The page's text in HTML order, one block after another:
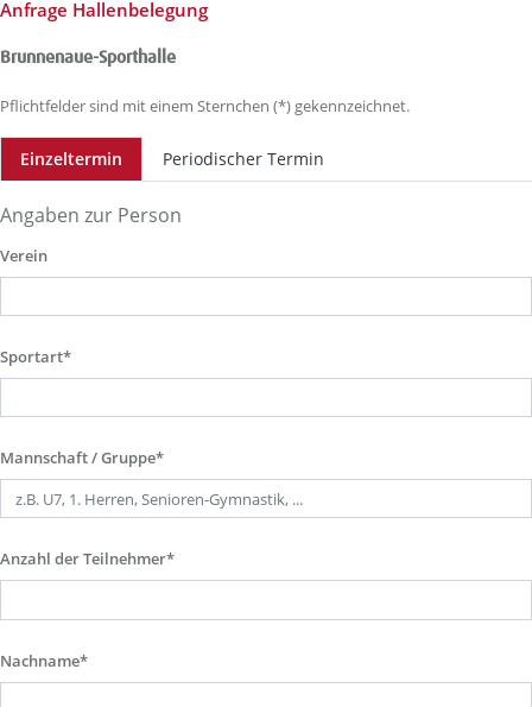
Anfrage Hallenbelegung
Brunnenaue-Sporthalle
Pflichtfelder sind mit einem Sternchen (*) gekennzeichnet.
Einzeltermin Periodischer Termin
Angaben zur Person
Verein
Sportart*
Mannschaft / Gruppe*
Anzahl der Teilnehmer*
Nachname*